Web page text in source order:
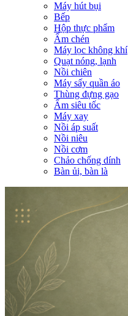
Máy hút bụi
Bếp
Hộp thực phẩm
Ấm chén
Máy lọc không khí
Quạt nóng, lạnh
Nồi chiên
Máy sấy quần áo
Thùng đựng gạo
Ấm siêu tốc
Máy xay
Nồi áp suất
Nồi niêu
Nồi cơm
Chảo chống dính
Bàn ủi, bàn là